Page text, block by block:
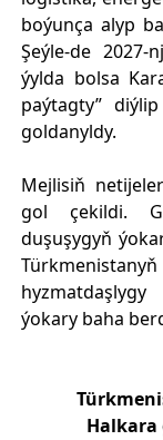
boýunça alyp
Şeýle-de
ýylda bolsa
paýtagty”
goldanyldy.
Mejlisiň
gol çekildi.
duşuşygyň
ýokary baha